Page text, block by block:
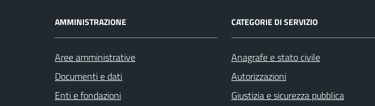
AMMINISTRAZIONE
Aree amministrative
Documenti e dati
Enti e fondazioni
CATEGORIE DI SERVIZIO
Anagrafe e stato civile
Autorizzazioni
Giustizia e sicurezza pubblica